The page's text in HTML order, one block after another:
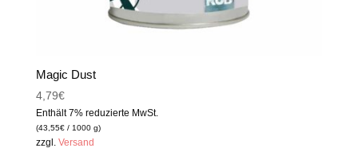
Magic Dust
4,79€
Enthält 7% reduzierte MwSt.
(43,55€/ 1000 g)
zzgl. Versand